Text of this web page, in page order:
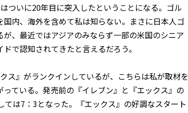
ついに20年目に突入したということになる。ゴル
内、海外を含めて私は知らない。まさに日本人ゴ
、最近ではアジアのみならず一部の米国のシニア
で認知されてきたと言えるだろう。
ス』がランクインしているが、こちらは私が取材を
ている。発売前の『イレブン』と『エックス』の
は7：3となった。『エックス』の好調なスタート